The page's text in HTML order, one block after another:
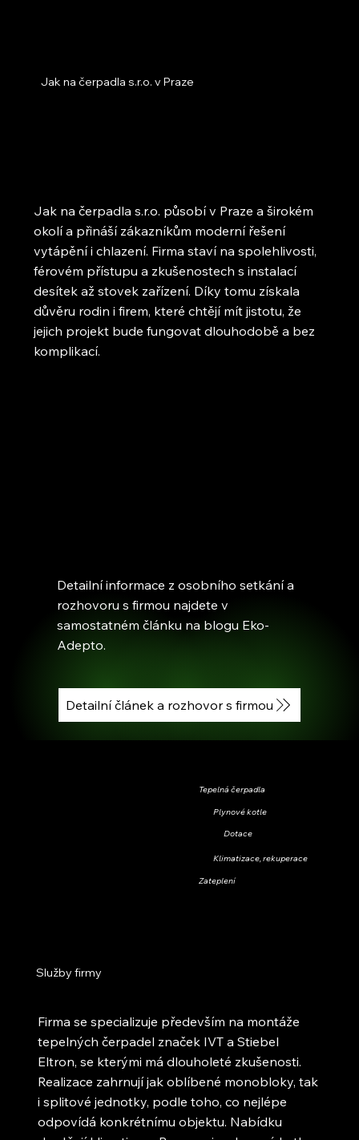
Jak na čerpadla s.r.o. v Praze
Jak na čerpadla s.r.o. působí v Praze a širokém
okolí a přináší zákazníkům moderní řešení
vytápění i chlazení. Firma staví na spolehlivosti,
férovém přístupu a zkušenostech s instalací
desítek až stovek zařízení. Díky tomu získala
důvěru rodin i firem, které chtějí mít jistotu, že
jejich projekt bude fungovat dlouhodobě a bez
komplikací.
Detailní informace z osobního setkání a
rozhovoru s firmou najdete v
samostatném článku na blogu Eko-
Adepto.
Detailní článek a rozhovor s firmou
Tepelná čerpadla
Plynové kotle
Dotace
Klimatizace, rekuperace
Zateplení
Služby firmy
Firma se specializuje především na montáže
tepelných čerpadel značek IVT a Stiebel
Eltron, se kterými má dlouholeté zkušenosti.
Realizace zahrnují jak oblíbené monobloky, tak
i splitové jednotky, podle toho, co nejlépe
odpovídá konkrétnímu objektu. Nabídku